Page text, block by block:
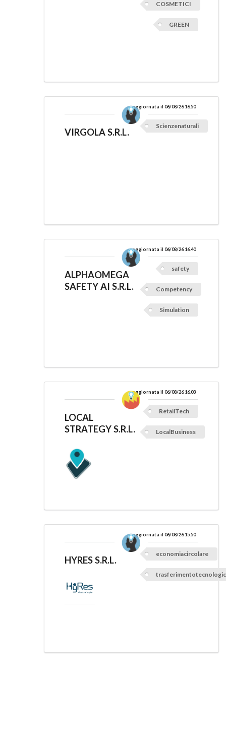
COSMETICI
GREEN
aggiornata il 06/08/26 16.50
VIRGOLA S.R.L.
Scienzenaturali
aggiornata il 06/08/26 16.40
ALPHAOMEGA
SAFETY AI S.R.L.
safety
Competency
Simulation
aggiornata il 06/08/26 16.03
LOCAL
STRATEGY S.R.L.
RetailTech
LocalBusiness
aggiornata il 06/08/26 15.50
HYRES S.R.L.
economiacircolare